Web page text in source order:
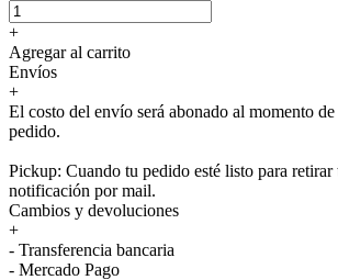
+
Agregar al carrito
Envíos
+
El costo del envío será abonado al momento de
pedido.
Pickup: Cuando tu pedido esté listo para retirar
notificación por mail.
Cambios y devoluciones
+
- Transferencia bancaria
- Mercado Pago